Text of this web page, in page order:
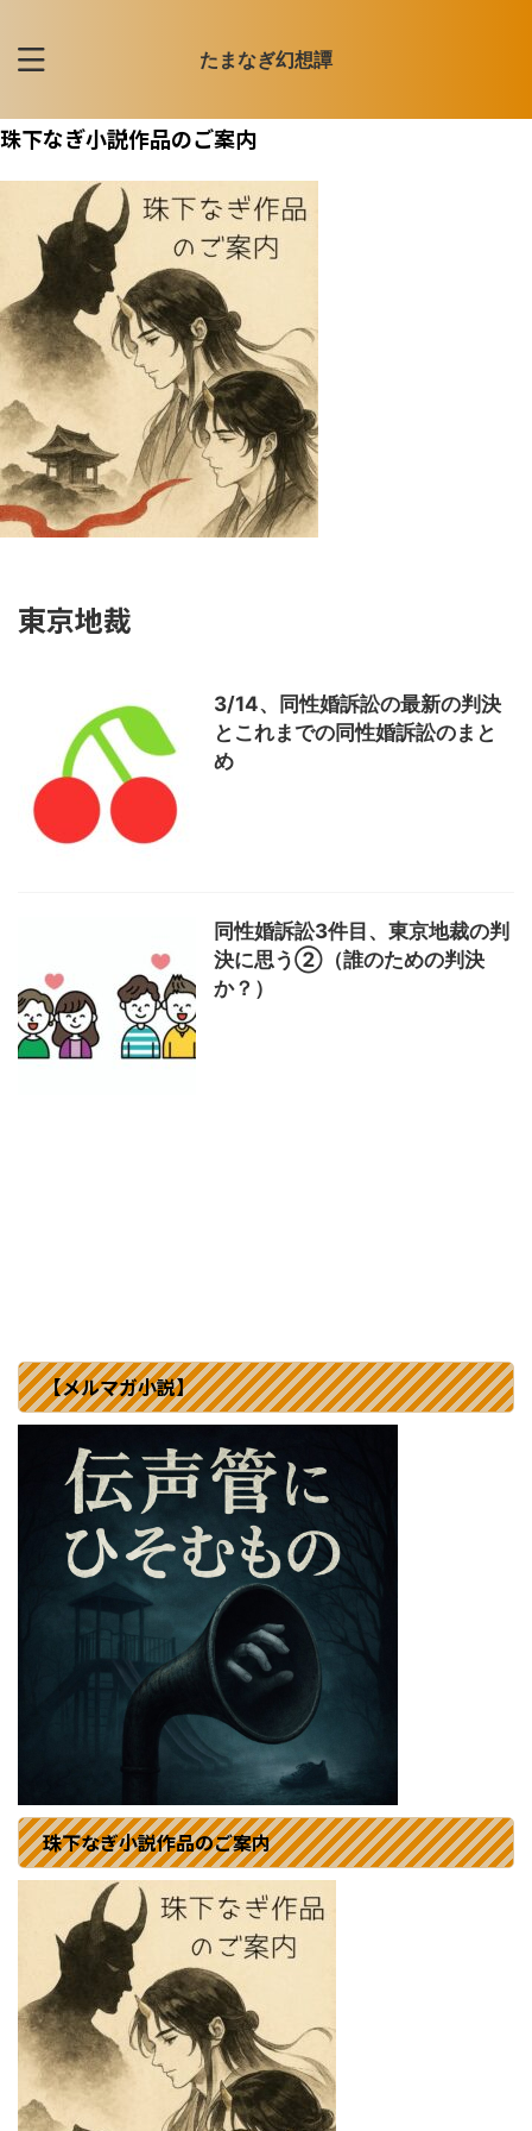
たまなぎ幻想譚
珠下なぎ小説作品のご案内
東京地裁
3/14、同性婚訴訟の最新の判決
とこれまでの同性婚訴訟のまと
め
同性婚訴訟3件目、東京地裁の判
決に思う②（誰のための判決
か？）
【メルマガ小説】
珠下なぎ小説作品のご案内